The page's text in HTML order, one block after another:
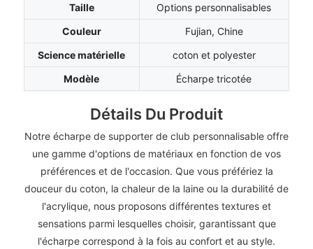
Taille
Options personnalisables
Couleur
Fujian, Chine
Science matérielle
coton et polyester
Modèle
Écharpe tricotée
Détails Du Produit
Notre écharpe de supporter de club personnalisable offre
une gamme d'options de matériaux en fonction de vos
préférences et de l'occasion. Que vous préfériez la
douceur du coton, la chaleur de la laine ou la durabilité de
l'acrylique, nous proposons différentes textures et
sensations parmi lesquelles choisir, garantissant que
l'écharpe correspond à la fois au confort et au style.